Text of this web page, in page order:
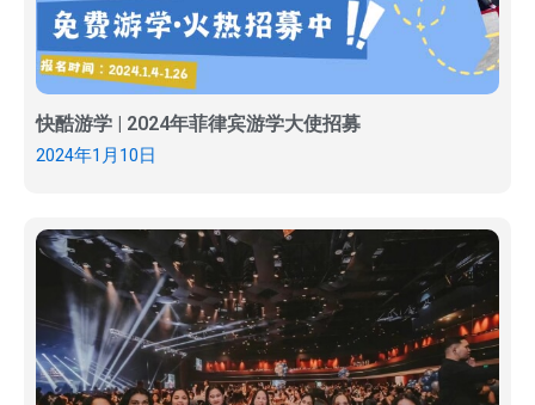
快酷游学 | 2024年菲律宾游学大使招募
2024年1月10日